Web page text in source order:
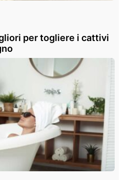
per togliere i cattivi